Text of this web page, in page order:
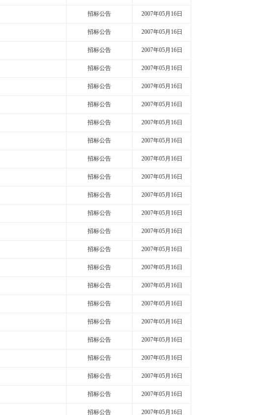
招标公告 2007年05月16日
招标公告 2007年05月16日
招标公告 2007年05月16日
招标公告 2007年05月16日
招标公告 2007年05月16日
招标公告 2007年05月16日
招标公告 2007年05月16日
招标公告 2007年05月16日
招标公告 2007年05月16日
招标公告 2007年05月16日
招标公告 2007年05月16日
招标公告 2007年05月16日
招标公告 2007年05月16日
招标公告 2007年05月16日
招标公告 2007年05月16日
招标公告 2007年05月16日
招标公告 2007年05月16日
招标公告 2007年05月16日
招标公告 2007年05月16日
招标公告 2007年05月16日
招标公告 2007年05月16日
招标公告 2007年05月16日
招标公告 2007年05月16日